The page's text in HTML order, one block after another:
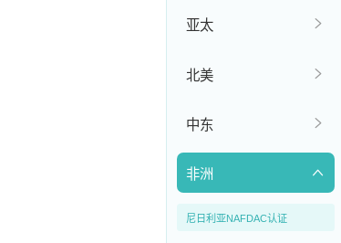
亚太
北美
中东
非洲
尼日利亚NAFDAC认证